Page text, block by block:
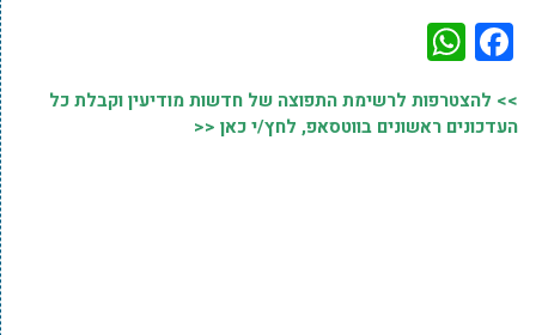
Facebook
>> להצטרפות לרשימת התפוצה של חדשות מודיעין וקבלת כל
העדכונים ראשונים בווטסאפ, לחץ/י כאן <<